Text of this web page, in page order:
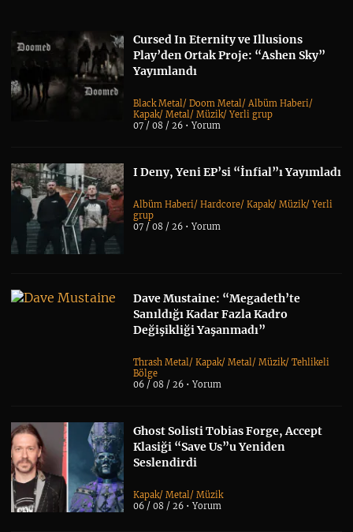
Cursed In Eternity ve Illusions
Play’den Ortak Proje: “Ashen Sky”
Yayımlandı
Black Metal/Doom Metal/Albüm Haberi/
Kapak/Metal/Müzik/Yerli grup
07 / 08 / 26 •Yorum
I Deny, Yeni EP’si “İnfial”ı Yayımladı
Albüm Haberi/Hardcore/Kapak/Müzik/Yerli
grup
07 / 08 / 26 •Yorum
Dave Mustaine: “Megadeth’te
Sanıldığı Kadar Fazla Kadro
Değişikliği Yaşanmadı”
Thrash Metal /Kapak/Metal /Müzik/Tehlikeli
Bölge
06 / 08 / 26 •Yorum
Ghost Solisti Tobias Forge, Accept
Klasiği “Save Us”u Yeniden
Seslendirdi
Kapak/Metal /Müzik
06 / 08 / 26 •Yorum